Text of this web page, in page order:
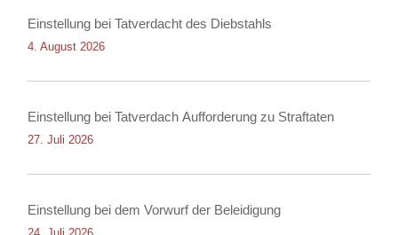
Einstellung bei Tatverdacht des Diebstahls
4. August 2026
Einstellung bei Tatverdach Aufforderung zu Straftaten
27. Juli 2026
Einstellung bei dem Vorwurf der Beleidigung